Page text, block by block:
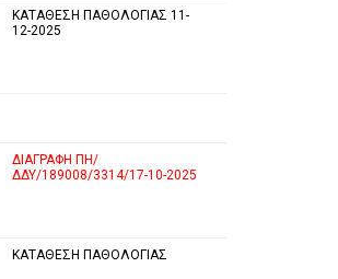
ΚΑΤΑΘΕΣΗ ΠΑΘΟΛΟΓΙΑΣ 11-
12-2025
ΔΙΑΓΡΑΦΗ ΠΗ/
ΔΔΥ/189008/3314/17-10-2025
ΚΑΤΑΘΕΣΗ ΠΑΘΟΛΟΓΙΑΣ